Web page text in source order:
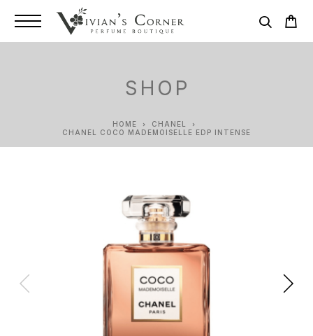
SHOP
HOME
CHANEL
CHANEL COCO MADEMOISELLE EDP INTENSE